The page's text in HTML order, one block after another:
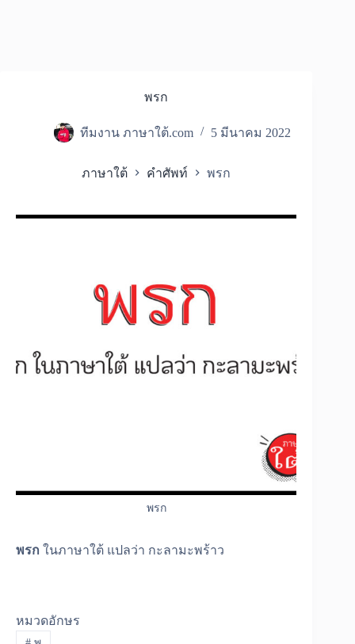
พรก
ทีมงาน ภาษาใต้.com 5 มีนาคม 2022
ภาษาใต้ คำศัพท์ พรก
พรก
พรก ในภาษาใต้ แปลว่า กะลามะพร้าว
หมวดอักษร